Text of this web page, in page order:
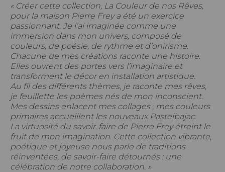
« Créer cette collection, La Couleur de nos Rêves,
pour la maison Pierre Frey a été un exercice
passionnant. Je l’ai imaginée comme une
immersion dans mon univers, composé de
couleurs, de poésie, de rythme et d’onirisme.
Chacune de mes créations raconte une histoire.
Elles ouvrent des portes vers l’imaginaire et
transforment le décor en installation artistique.
Au fil des différents thèmes, je raconte mes rêves,
je feuillette les poèmes nés de mon inconscient.
Mes dessins enlacent mes collages ; mes couleurs
primaires accueillent les nouveaux Pastelbajac.
La virtuosité du savoir-faire de Pierre Frey étreint le
fruit de mon imagination. Cette collection vibrante,
poétique et joyeuse nous parle de traditions
réinventées, de savoir-faire détournés : une
célébration de notre collaboration. »